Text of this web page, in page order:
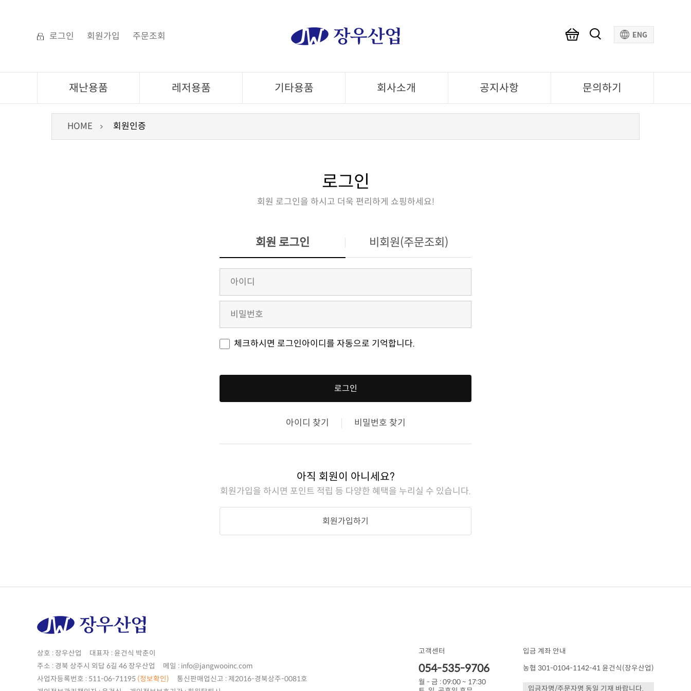
로그인 회원가입 주문조회
재난용품 레저용품 기타용품 회사소개 공지사항 문의하기
HOME 회원인증
로그인
회원 로그인을 하시고 더욱 편리하게 쇼핑하세요!
회원 로그인 비회원(주문조회)
체크하시면 로그인아이디를 자동으로 기억합니다.
로그인
아이디 찾기 비밀번호 찾기
아직 회원이 아니세요?
회원가입을 하시면 포인트 적립 등 다양한 혜택을 누리실 수 있습니다.
회원가입하기
상호 : 장우산업 대표자 : 윤건식 박춘이
주소 : 경북 상주시 외답 6길 46 장우산업 메일 : info@jangwooinc.com
사업자등록번호 : 511-06-71195 (정보확인) 통신판매업신고 : 제2016-경북상주-0081호
고객센터
054-535-9706
월 - 금 : 09:00 ~ 17:30
입금 계좌 안내
농협 301-0104-1142-41 윤건식(장우산업)
입금자명/주문자명 동일 기재 바랍니다.